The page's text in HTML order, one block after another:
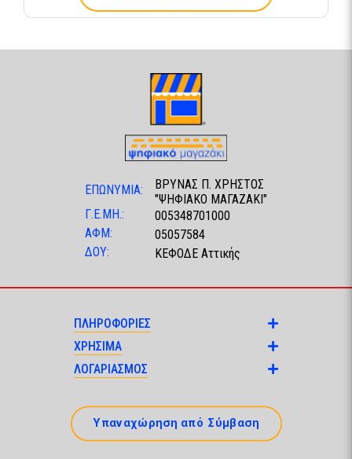
ΕΠΩΝΥΜΙΑ:
ΒΡΥΝΑΣ Π. ΧΡΗΣΤΟΣ
"ΨΗΦΙΑΚΟ ΜΑΓΑΖΑΚΙ"
Γ.Ε.ΜΗ.:
005348701000
ΑΦΜ:
05057584
ΔΟΥ:
ΚΕΦΟΔΕ Αττικής
ΠΛΗΡΟΦΟΡΙΕΣ
ΧΡΗΣΙΜΑ
ΛΟΓΑΡΙΑΣΜΟΣ
Υπαναχώρηση από Σύμβαση